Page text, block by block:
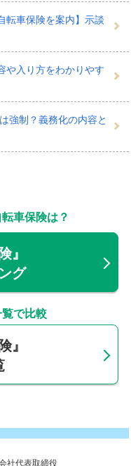
れている保険には、
含まれています。ま
られている地域で自
をつけていることが
賠償責任補償は、自
品を壊してしまっ
ガラスを割ってしま
。なかには、対象に
ている自転車保険も
でなく、自動車保険
こともあります。
備えられる
転車保険を案内】示談
や入り方をわかりやす
強制？義務化の内容と
車保険は？
』
グ
で比較
』
社代表取締役